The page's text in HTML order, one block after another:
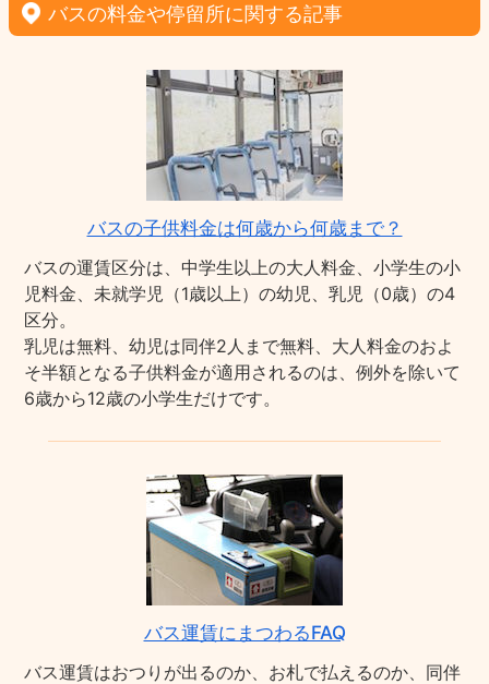
バスの料金や停留所に関する記事
バスの子供料金は何歳から何歳まで？
バスの運賃区分は、中学生以上の大人料金、小学生の小
児料金、未就学児（1歳以上）の幼児、乳児（0歳）の4
区分。
乳児は無料、幼児は同伴2人まで無料、大人料金のおよ
そ半額となる子供料金が適用されるのは、例外を除いて
6歳から12歳の小学生だけです。
バス運賃にまつわるFAQ
バス運賃はおつりが出るのか、お札で払えるのか、同伴